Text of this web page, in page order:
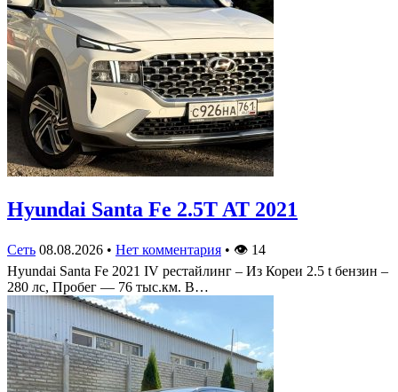
Hyundai Santa Fe 2.5T AT 2021
Сеть 08.08.2026 • Нет комментария • 👁 14
Hyundai Santa Fe 2021 IV рестайлинг – Из Кореи 2.5 t бензин –
280 лс, Пробег — 76 тыс.км. В…